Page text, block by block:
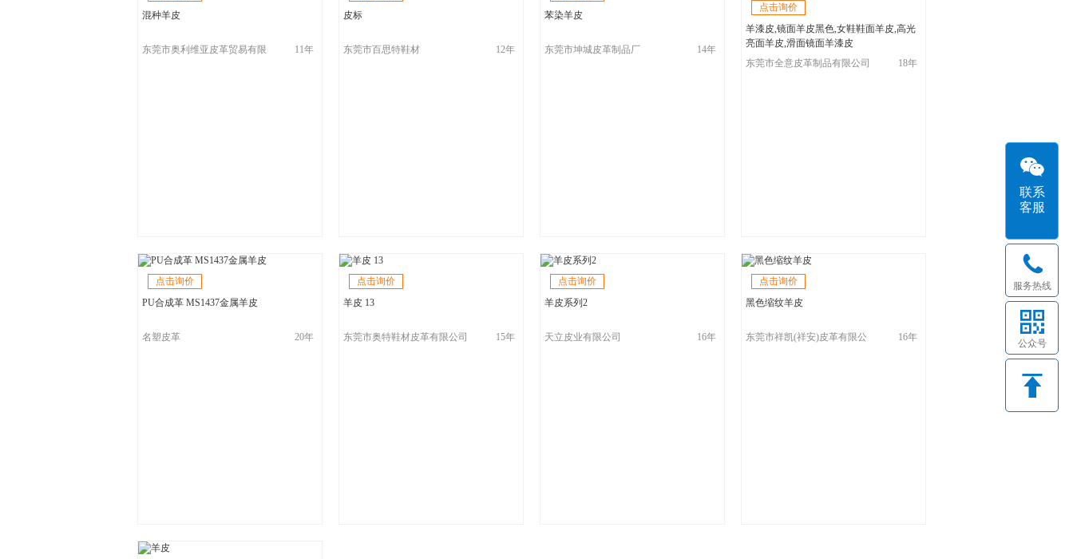
混种羊皮
东莞市奥利维亚皮革贸易有限
11年
皮标
东莞市百思特鞋材 12年
苯染羊皮
东莞市坤城皮革制品厂 14年
点击询价
羊漆皮,镜面羊皮黑色,女鞋鞋面羊皮,高光
亮面羊皮,滑面镜面羊漆皮
东莞市全意皮革制品有限公司
18年
点击询价
PU合成革 MS1437金属羊皮
名塑皮革 20年
点击询价
羊皮 13
东莞市奥特鞋材皮革有限公司 15年
点击询价
羊皮系列2
天立皮业有限公司 16年
点击询价
黑色缩纹羊皮
东莞市祥凯(祥安)皮革有限公
16年
联系
客服
服务热线
公众号